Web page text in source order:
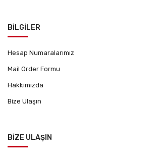
BİLGİLER
Hesap Numaralarımız
Mail Order Formu
Hakkımızda
Bize Ulaşın
BİZE ULAŞIN